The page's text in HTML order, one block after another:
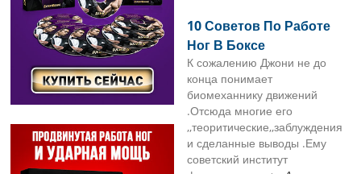
10 Советов По Работе
Ног В Боксе
К сожалению Джони не до
конца понимает
биомеханнику движений
.Отсюда многие его
,,теоритические,,заблуждения
и сделанные выводы .Ему
советский институт